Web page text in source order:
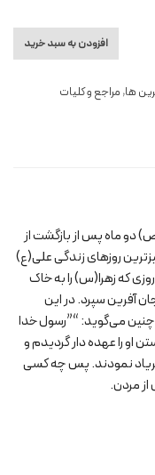
افزودن به سبد خرید
ها, مراجع و کلیات
دو ماه پس از بازگشت از
روزهای زندگی علی(ع)
که زهرا(س) را به خاک
آفرین سپرد. در این
چنین می‌گوید: “”رسول خدا
او را عهده دار گردیدم و
فریاد نمودند. پس چه کسی
مردن.